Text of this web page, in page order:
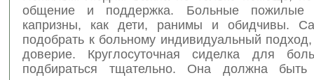
общение и поддержка. Больные пожилые
капризны, как дети, ранимы и обидчивы.
подобрать к больному индивидуальный подход,
доверие. Круглосуточная сиделка для
подбираться тщательно. Она должна быть